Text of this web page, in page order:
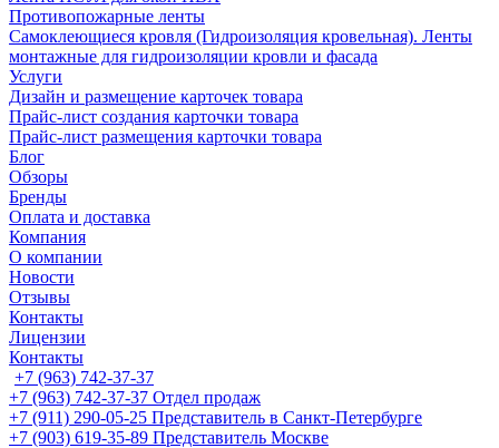
Противопожарные ленты
Самоклеющиеся кровля (Гидроизоляция кровельная). Ленты
монтажные для гидроизоляции кровли и фасада
Услуги
Дизайн и размещение карточек товара
Прайс-лист создания карточки товара
Прайс-лист размещения карточки товара
Блог
Обзоры
Бренды
Оплата и доставка
Компания
О компании
Новости
Отзывы
Контакты
Лицензии
Контакты
+7 (963) 742-37-37
+7 (963) 742-37-37 Отдел продаж
+7 (911) 290-05-25 Представитель в Санкт-Петербурге
+7 (903) 619-35-89 Представитель Москве